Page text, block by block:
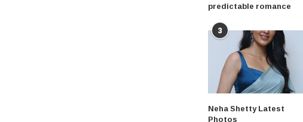
predictable romance
3
Neha Shetty Latest
Photos